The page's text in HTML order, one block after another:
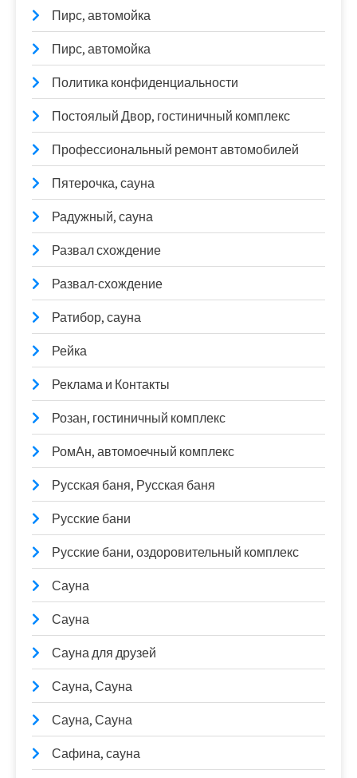
Пирс, автомойка
Пирс, автомойка
Политика конфиденциальности
Постоялый Двор, гостиничный комплекс
Профессиональный ремонт автомобилей
Пятерочка, сауна
Радужный, сауна
Развал схождение
Развал-схождение
Ратибор, сауна
Рейка
Реклама и Контакты
Розан, гостиничный комплекс
РомАн, автомоечный комплекс
Русская баня, Русская баня
Русские бани
Русские бани, оздоровительный комплекс
Сауна
Сауна
Сауна для друзей
Сауна, Сауна
Сауна, Сауна
Сафина, сауна